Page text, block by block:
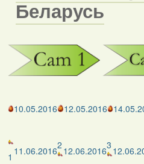
Беларусь
10.05.2016 12.05.2016
1 11.06.20162 12.06.20163